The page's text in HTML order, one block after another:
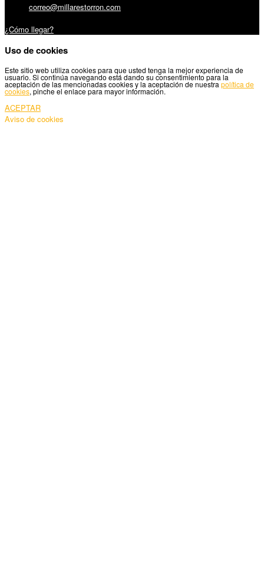
correo@millarestorron.com
¿Cómo llegar?
Uso de cookies
Este sitio web utiliza cookies para que usted tenga la mejor experiencia de
usuario. Si continúa navegando está dando su consentimiento para la
aceptación de las mencionadas cookies y la aceptación de nuestra política de
cookies, pinche el enlace para mayor información.
ACEPTAR
Aviso de cookies